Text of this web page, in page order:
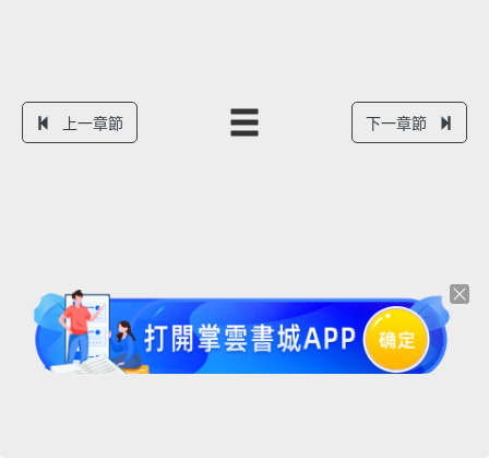
上一章節 下一章節